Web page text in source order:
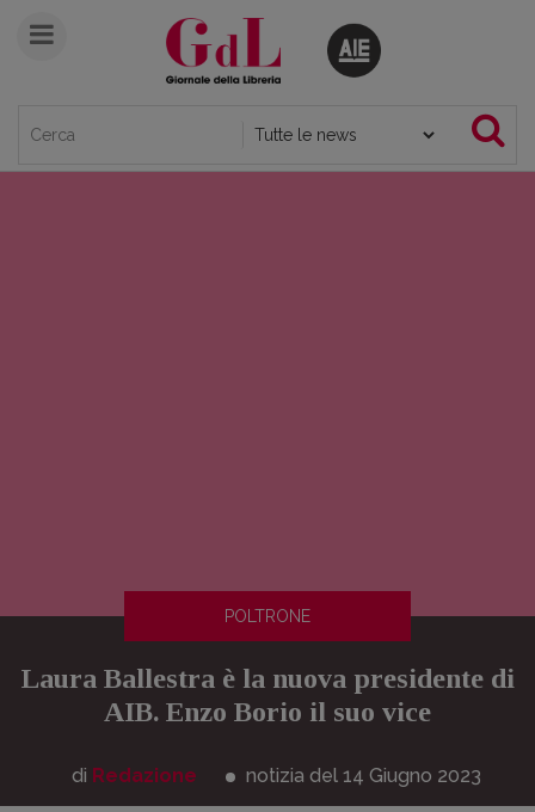
POLTRONE
Laura Ballestra è la nuova presidente di
AIB. Enzo Borio il suo vice
di Redazione notizia del 14 Giugno 2023